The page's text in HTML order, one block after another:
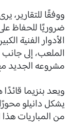
ووفقًا للتقارير،
ضروريًا للحفاظ
الأدوار الفنية
الملعب، إلى جانب
مشروعه الجديد
ويعد بنزيما
يشكل دانيلو
من المباريات